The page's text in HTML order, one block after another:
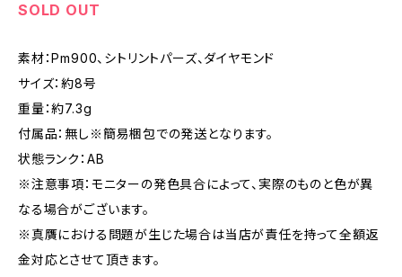
SOLD OUT
素材：Pm900、シトリントパーズ、ダイヤモンド
サイズ：約8号
重量：約7.3g
付属品：無し※簡易梱包での発送となります。
状態ランク：AB
※注意事項：モニターの発色具合によって、実際のものと色が異
なる場合がございます。
※真贋における問題が生じた場合は当店が責任を持って全額返
金対応とさせて頂きます。